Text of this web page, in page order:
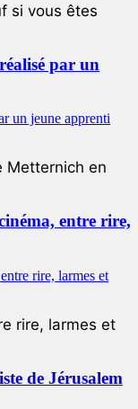
si vous êtes
par un
Metternich en
entre rire,
rire, larmes et
de Jérusalem